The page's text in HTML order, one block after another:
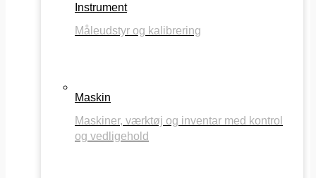
Instrument
Måleudstyr og kalibrering
Maskin
Maskiner, værktøj og inventar med kontrol
og vedligehold